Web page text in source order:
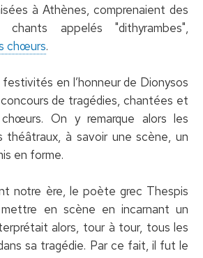
à Athènes, comprenaient des
appelés "dithyrambes",
chœurs.
en l’honneur de Dionysos
de tragédies, chantées et
On y remarque alors les
théâtraux, à savoir une scène, un
en forme.
notre ère, le poète grec Thespis
en scène en incarnant un
alors, tour à tour, tous les
sa tragédie. Par ce fait, il fut le